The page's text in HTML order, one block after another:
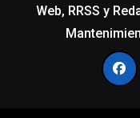
Web, RRSS y